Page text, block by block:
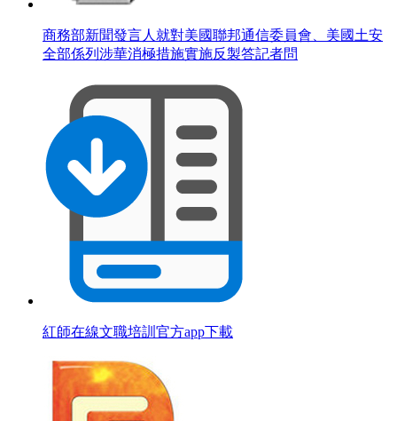
商務部新聞發言人就對美國聯邦通信委員會、美國土安
全部係列涉華消極措施實施反製答記者問
紅師在線文職培訓官方app下載